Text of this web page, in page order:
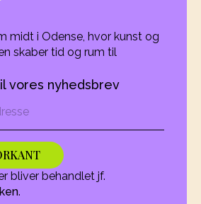
midt i Odense, hvor kunst og
skaber tid og rum til
vores nyhedsbrev
bliver behandlet jf.
.